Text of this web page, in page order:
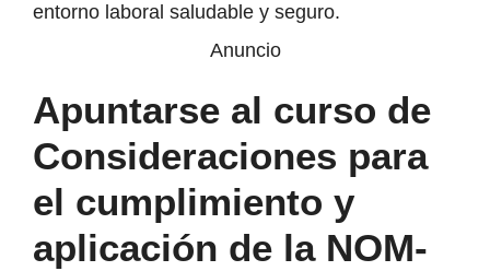
entorno laboral saludable y seguro.
Anuncio
Apuntarse al curso de
Consideraciones para
el cumplimiento y
aplicación de la NOM-